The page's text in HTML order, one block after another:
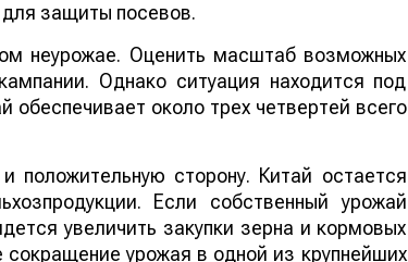
защиты посевов.
неурожае. Оценить масштаб возможных
Однако ситуация находится под
около трех четвертей всего
сторону. Китай остается
Если собственный урожай
увеличить закупки зерна и кормовых
урожая в одной из крупнейших